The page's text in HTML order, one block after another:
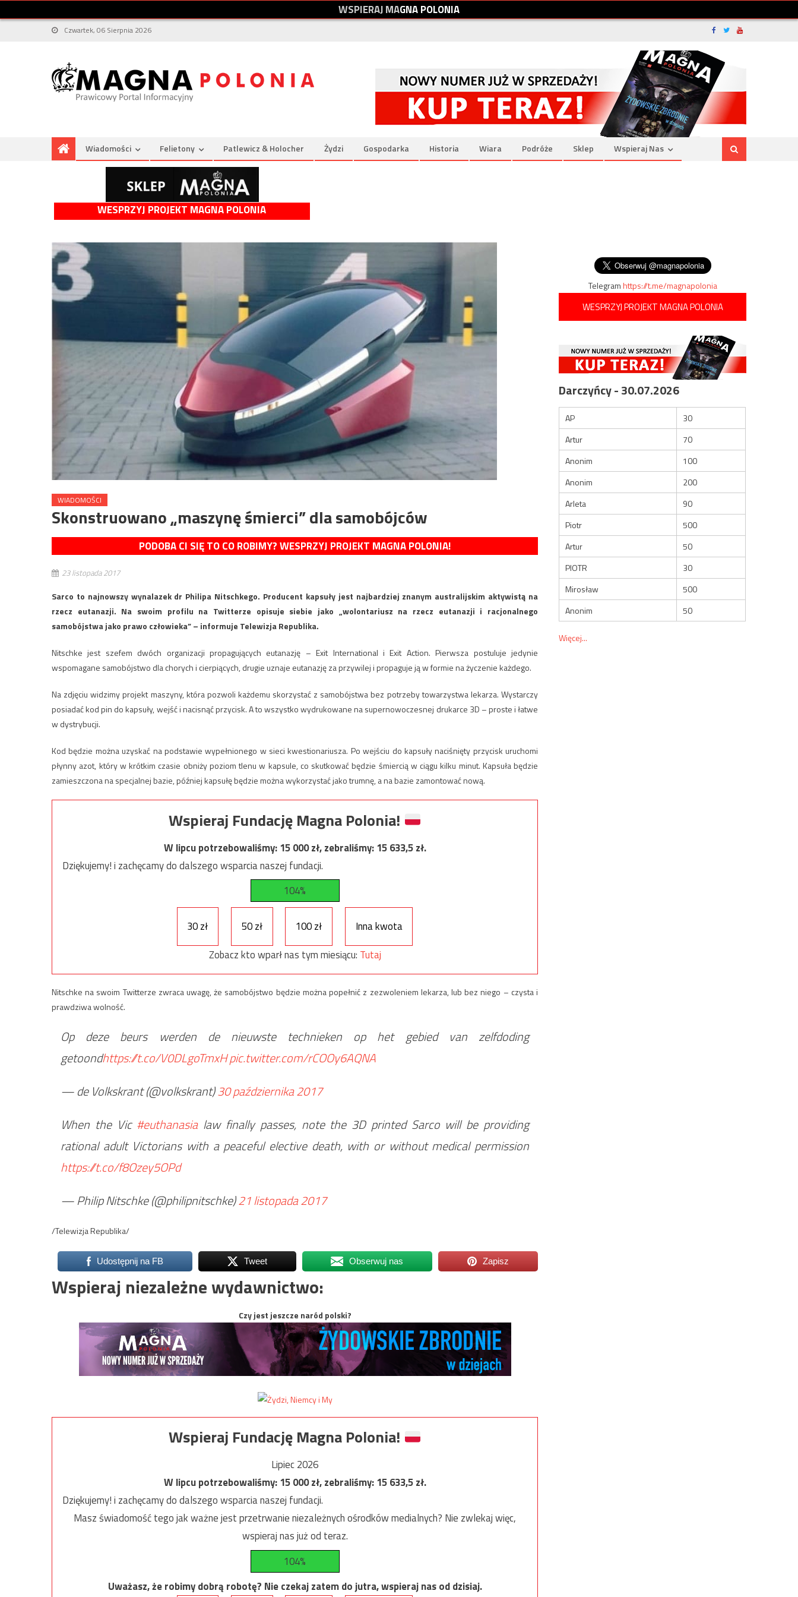
WSPIERAJMAGNAPOLONIA
Czwartek, 06 Sierpnia 2026
Wiadomości Felietony Patlewicz & Holocher Żydzi Gospodarka Historia Wiara Podróże Sklep Wspieraj Nas
WESPRZYJ PROJEKT MAGNA POLONIA
WIADOMOŚCI
Skonstruowano „maszynę śmierci” dla samobójców
PODOBA CI SIĘ TO CO ROBIMY? WESPRZYJ PROJEKT MAGNA POLONIA!
23 listopada 2017
Sarco to najnowszy wynalazek dr Philipa Nitschkego. Producent kapsuły jest najbardziej znanym australijskim aktywistą na
rzecz eutanazji. Na swoim profilu na Twitterze opisuje siebie jako „wolontariusz na rzecz eutanazji i racjonalnego
samobójstwa jako prawo człowieka” – informuje Telewizja Republika.
Nitschke jest szefem dwóch organizacji propagujących eutanazję – Exit International i Exit Action. Pierwsza postuluje jedynie
wspomagane samobójstwo dla chorych i cierpiących, drugie uznaje eutanazję za przywilej i propaguje ją w formie na życzenie każdego.
Na zdjęciu widzimy projekt maszyny, która pozwoli każdemu skorzystać z samobójstwa bez potrzeby towarzystwa lekarza. Wystarczy
posiadać kod pin do kapsuły, wejść i nacisnąć przycisk. A to wszystko wydrukowane na supernowoczesnej drukarce 3D – proste i łatwe
w dystrybucji.
Kod będzie można uzyskać na podstawie wypełnionego w sieci kwestionariusza. Po wejściu do kapsuły naciśnięty przycisk uruchomi
płynny azot, który w krótkim czasie obniży poziom tlenu w kapsule, co skutkować będzie śmiercią w ciągu kilku minut. Kapsuła będzie
zamieszczona na specjalnej bazie, później kapsułę będzie można wykorzystać jako trumnę, a na bazie zamontować nową.
Wspieraj Fundację Magna Polonia!
W lipcu potrzebowaliśmy:15 000zł, zebraliśmy:15 633,5zł.
Dziękujemy! i zachęcamy do dalszego wsparcia naszej fundacji.
104%
30 zł 50 zł 100 zł
Inna kwota
Zobacz kto wparł nas tym miesiącu: Tutaj
Nitschke na swoim Twitterze zwraca uwagę, że samobójstwo będzie można popełnić z zezwoleniem lekarza, lub bez niego – czysta i
prawdziwa wolność.
Op deze beurs werden de nieuwste technieken op het gebied van zelfdoding
getoondhttps://t.co/V0DLgoTmxHpic.twitter.com/rCOOy6AQNA
— de Volkskrant (@volkskrant)30 października 2017
When the Vic #euthanasialaw finally passes, note the 3D printed Sarco will be providing
rational adult Victorians with a peaceful elective death, with or without medical permission
https://t.co/f8Ozey5OPd
— Philip Nitschke (@philipnitschke)21 listopada 2017
/Telewizja Republika/
Udostępnij na FB Tweet Obserwuj nas Zapisz
Wspieraj niezależne wydawnictwo:
Czy jest jeszcze naród polski?
Wspieraj Fundację Magna Polonia!
Lipiec 2026
W lipcu potrzebowaliśmy:15 000zł, zebraliśmy:15 633,5zł.
Dziękujemy! i zachęcamy do dalszego wsparcia naszej fundacji.
Masz świadomość tego jak ważne jest przetrwanie niezależnych ośrodków medialnych? Nie zwlekaj więc,
wspieraj nas już od teraz.
104%
Uważasz, że robimy dobrą robotę? Nie czekaj zatem do jutra, wspieraj nas od dzisiaj.
Telegramhttps://t.me/magnapolonia
WESPRZYJ PROJEKT MAGNA POLONIA
Darczyńcy - 30.07.2026
AP
30
Artur
70
Anonim
100
Anonim
200
Arleta
90
Piotr
500
Artur
50
PIOTR
30
Mirosław
500
Anonim
50
Więcej...